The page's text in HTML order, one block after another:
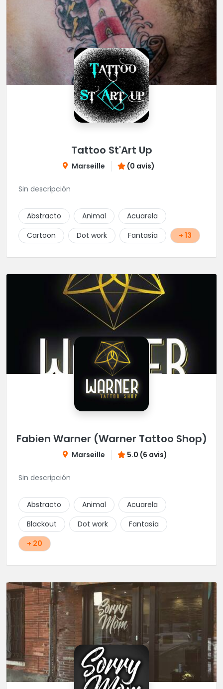
Tattoo St'Art Up
Marseille (0 avis)
Sin descripción
Abstracto Animal
Acuarela
Cartoon
Dot work Fantasía + 13
Fabien Warner (Warner Tattoo Shop)
Marseille 5.0 (6 avis)
Sin descripción
Abstracto Animal
Acuarela
Blackout
Dot work
Fantasía
+ 20